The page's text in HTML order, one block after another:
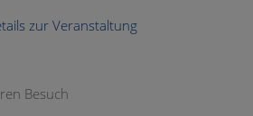
zur Veranstaltung
Besuch